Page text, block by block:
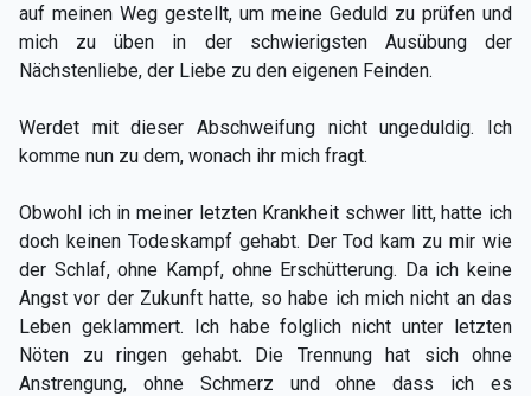
auf meinen Weg gestellt, um meine Geduld zu prüfen und
mich zu üben in der schwierigsten Ausübung der
Nächstenliebe, der Liebe zu den eigenen Feinden.
Werdet mit dieser Abschweifung nicht ungeduldig. Ich
komme nun zu dem, wonach ihr mich fragt.
Obwohl ich in meiner letzten Krankheit schwer litt, hatte ich
doch keinen Todeskampf gehabt. Der Tod kam zu mir wie
der Schlaf, ohne Kampf, ohne Erschütterung. Da ich keine
Angst vor der Zukunft hatte, so habe ich mich nicht an das
Leben geklammert. Ich habe folglich nicht unter letzten
Nöten zu ringen gehabt. Die Trennung hat sich ohne
Anstrengung, ohne Schmerz und ohne dass ich es